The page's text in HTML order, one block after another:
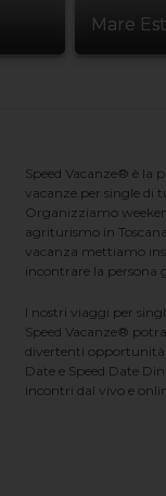
Mare
Speed Vacanze® è la
vacanze per single di
Organizziamo
agriturismo in
vacanza mettiamo
incontrare la persona
I nostri viaggi per
Speed Vacanze®
divertenti opportunità
Date e Speed Date
incontri dal vivo e